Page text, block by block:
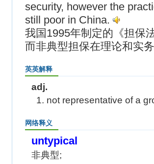
security, however the
still poor in China.
我国1995年制定的《担保
而非典型担保在理论和实务
英英解释
adj.
1. not representative of a
网络释义
untypical
非典型;